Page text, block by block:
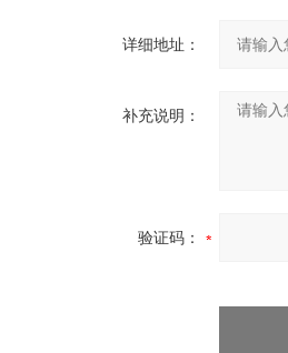
详细地址：
补充说明：
验证码：